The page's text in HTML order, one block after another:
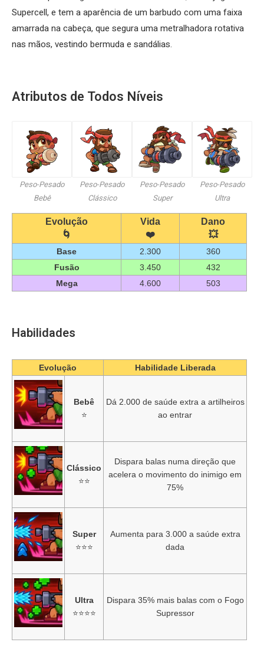
Supercell, e tem a aparência de um barbudo com uma faixa
amarrada na cabeça, que segura uma metralhadora rotativa
nas mãos, vestindo bermuda e sandálias.
Atributos de Todos Níveis
Peso-Pesado
Bebê
Peso-Pesado
Clássico
Peso-Pesado
Super
Peso-Pesado
Ultra
Evolução
🌀
Vida
❤️
Dano
💥
Base 2.300
360
Fusão
3.450
432
Mega
4.600 503
Habilidades
Evolução Habilidade Liberada
Bebê
⭐
Dá 2.000 de saúde extra a artilheiros
ao entrar
Clássico
⭐⭐
Dispara balas numa direção que
acelera o movimento do inimigo em
75%
Super
⭐⭐⭐
Aumenta para 3.000 a saúde extra
dada
Ultra
⭐⭐⭐⭐
Dispara 35% mais balas com o Fogo
Supressor